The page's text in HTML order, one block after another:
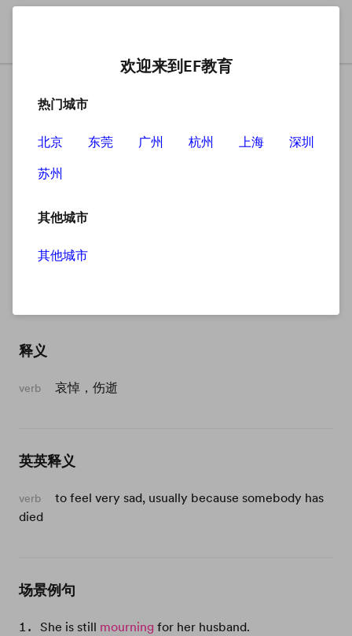
mourn
释义
verb 哀悼，伤逝
英英释义
verb
to feel very sad, usually because somebody has
died
场景例句
She is still mourning for her husband.
欢迎来到EF教育
热门城市
北京 东莞 广州 杭州 上海
深圳
苏州
其他城市
其他城市